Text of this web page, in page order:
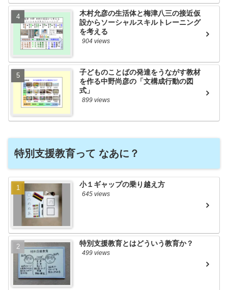
木村允彦の生活体と梅津八三の接近仮
設からソーシャルスキルトレーニング
を考える
904 views
子どものことばの発達をうながす教材
を作る中野尚彦の「文構成行動の図
式」
899 views
特別支援教育って なあに？
小１ギャップの乗り越え方
645 views
特別支援教育とはどういう教育か？
499 views